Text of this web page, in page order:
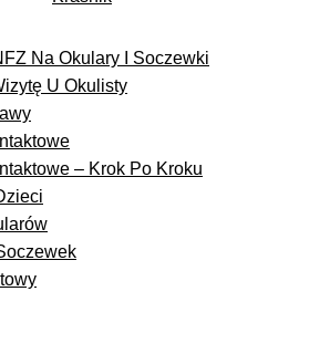
Na Okulary I Soczewki
U Okulisty
– Krok Po Kroku